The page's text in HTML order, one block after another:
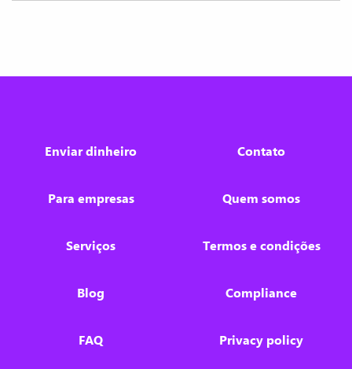
Enviar dinheiro
Para empresas
Serviços
Blog
FAQ
Contato
Quem somos
Termos e condições
Compliance
Privacy policy